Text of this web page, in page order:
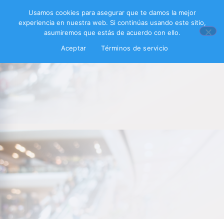
Usamos cookies para asegurar que te damos la mejor
experiencia en nuestra web. Si continúas usando este sitio,
asumiremos que estás de acuerdo con ello.
Aceptar
Términos de servicio